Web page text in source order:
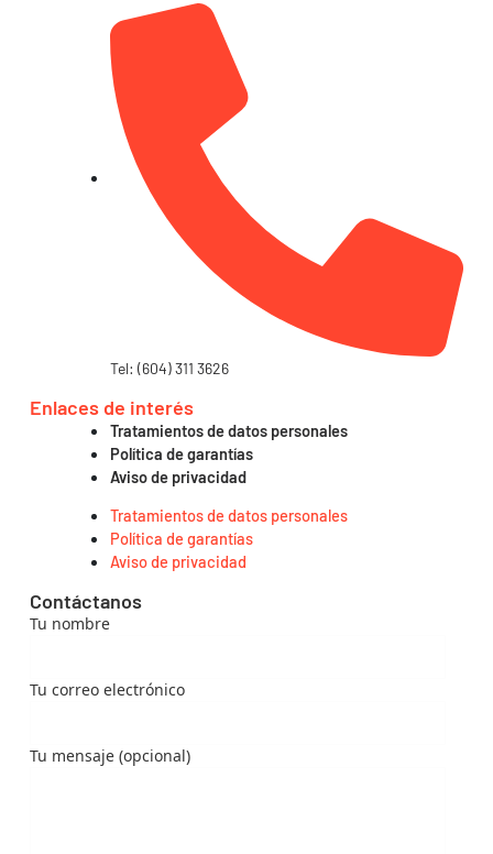
Tel: (604) 311 3626
Contáctanos
Tu nombre
Tu correo electrónico
Tu mensaje (opcional)
Enlaces de interés
Tratamientos de datos personales
Política de garantías
Aviso de privacidad
Tratamientos de datos personales
Política de garantías
Aviso de privacidad